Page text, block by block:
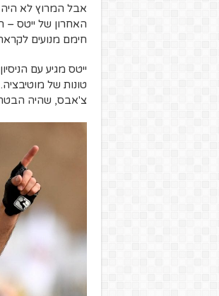
אבל המרוץ לא היה
חימם מנועים
ייטס מגיע עם
טונות של
צ'אבס, שהיה הבטחה גדולה